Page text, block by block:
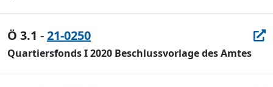
Ö 3.1 -21-0250
Quartiersfonds I 2020 Beschlussvorlage des Amtes